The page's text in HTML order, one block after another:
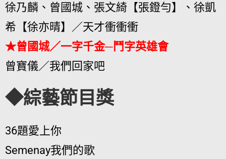
徐乃麟、曾國城、張文綺【張鐙勻】、徐凱
希【徐亦晴】／天才衝衝衝
★曾國城／一字千金─鬥字英雄會
曾寶儀／我們回家吧
◆綜藝節目獎
36題愛上你
Semenay我們的歌